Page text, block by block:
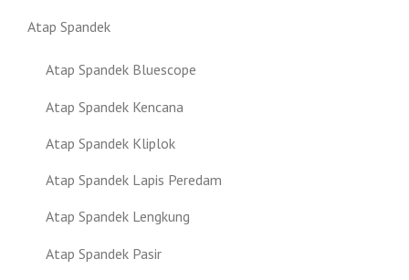
Atap Spandek
Atap Spandek Bluescope
Atap Spandek Kencana
Atap Spandek Kliplok
Atap Spandek Lapis Peredam
Atap Spandek Lengkung
Atap Spandek Pasir